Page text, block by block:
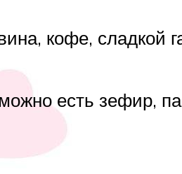
кофе, сладкой
есть зефир,